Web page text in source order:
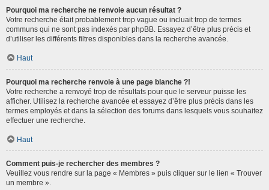
Pourquoi ma recherche ne renvoie aucun résultat ?
Votre recherche était probablement trop vague ou incluait trop de termes
communs qui ne sont pas indexés par phpBB. Essayez d’être plus précis et
d’utiliser les différents filtres disponibles dans la recherche avancée.
Haut
Pourquoi ma recherche renvoie à une page blanche ?!
Votre recherche a renvoyé trop de résultats pour que le serveur puisse les
afficher. Utilisez la recherche avancée et essayez d’être plus précis dans les
termes employés et dans la sélection des forums dans lesquels vous souhaitez
effectuer une recherche.
Haut
Comment puis-je rechercher des membres ?
Veuillez vous rendre sur la page « Membres » puis cliquer sur le lien « Trouver
un membre ».